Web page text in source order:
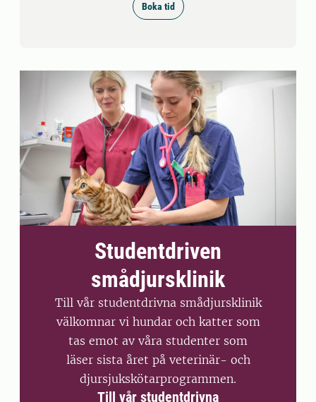
Boka tid
Studentdriven
smådjursklinik
Till vår studentdrivna smådjursklinik
välkomnar vi hundar och katter som
tas emot av våra studenter som
läser sista året på veterinär- och
djursjukskötarprogrammen.
Till vår studentdrivna